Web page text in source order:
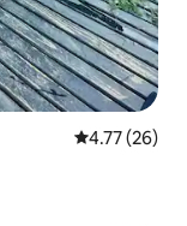
Calificación
4.77 (26)